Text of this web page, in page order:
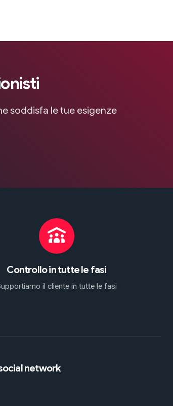
soddisfa le tue esigenze
Controllo in tutte le fasi
il cliente in tutte le fasi
network